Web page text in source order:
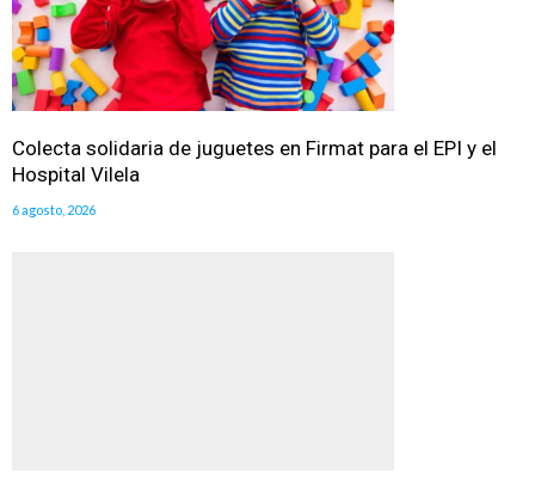
Colecta solidaria de juguetes en Firmat para el EPI y el
Hospital Vilela
6 agosto, 2026